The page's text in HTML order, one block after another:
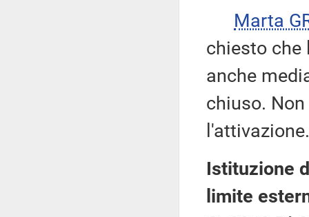
Marta
chiesto che
anche
chiuso.
l'attivazione.
Istituzione
limite